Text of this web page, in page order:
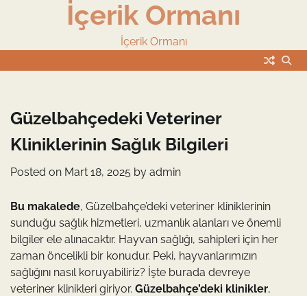
İçerik Ormanı
İçerik Ormanı
Güzelbahçedeki Veteriner
Kliniklerinin Sağlık Bilgileri
Posted on Mart 18, 2025 by admin
Bu makalede, Güzelbahçe’deki veteriner kliniklerinin
sunduğu sağlık hizmetleri, uzmanlık alanları ve önemli
bilgiler ele alınacaktır. Hayvan sağlığı, sahipleri için her
zaman öncelikli bir konudur. Peki, hayvanlarımızın
sağlığını nasıl koruyabiliriz? İşte burada devreye
veteriner klinikleri giriyor. Güzelbahçe’deki klinikler,